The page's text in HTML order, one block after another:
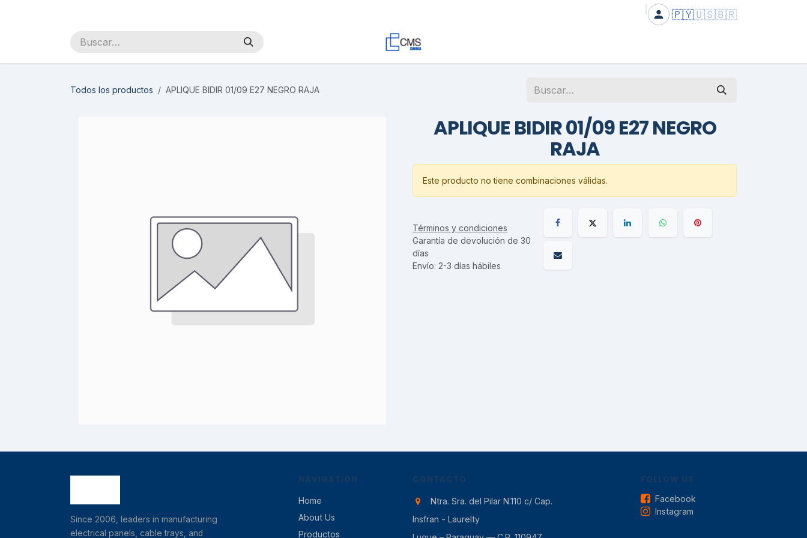
🇵🇾 🇺🇸🇧🇷
Todos los productos APLIQUE BIDIR 01/09 E27 NEGRO RAJA
APLIQUE BIDIR 01/09 E27 NEGRO
RAJA
Este producto no tiene combinaciones válidas.
Términos y condiciones
Garantía de devolución de 30
días
Envío: 2-3 días hábiles
Since 2006, leaders in manufacturing
electrical panels, cable trays, and
NAVIGATION
Home
About Us
Productos
CONTACTO
Ntra. Sra. del Pilar N.110 c/ Cap.
Insfran - Laurelty
FOLLOW US
Facebook
Instagram